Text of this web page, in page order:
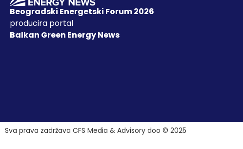
Beogradski Energetski Forum 2026
producira portal
Balkan Green Energy News
Sva prava zadržava CFS Media & Advisory doo © 2025